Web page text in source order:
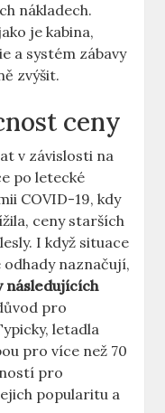
nákladech.
je kabina,
a systém zábavy
zvýšit.
ceny
v závislosti na
po letecké
⁣COVID-19, kdy
⁢ceny⁤ starších⁤
I​ když situace
naznačují,
⁤následujících⁤
pro
letadla
pro více než⁣ 70
​pro⁣
⁤popularitu ⁣a⁢